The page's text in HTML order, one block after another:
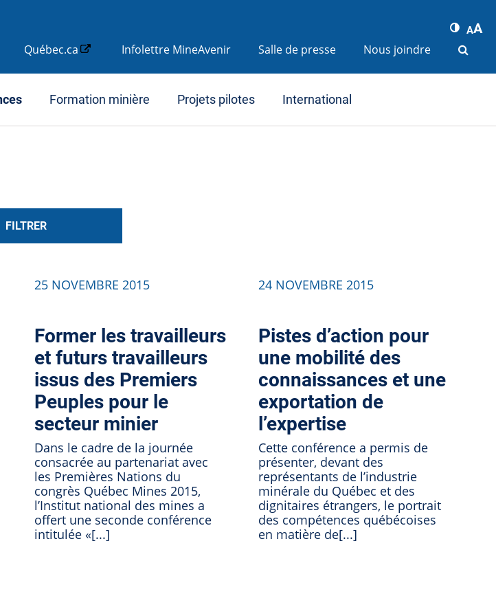
AA
Québec.ca Infolettre MineAvenir Salle de presse Nous joindre
Formation minière Projets pilotes International
25 NOVEMBRE 2015
Former les travailleurs
et futurs travailleurs
issus des Premiers
Peuples pour le
secteur minier
Dans le cadre de la journée
consacrée au partenariat avec
les Premières Nations du
congrès Québec Mines 2015,
l’Institut national des mines a
offert une seconde conférence
intitulée «[...]
24 NOVEMBRE 2015
Pistes d’action pour
une mobilité des
connaissances et une
exportation de
l’expertise
Cette conférence a permis de
présenter, devant des
représentants de l’industrie
minérale du Québec et des
dignitaires étrangers, le portrait
des compétences québécoises
en matière de[...]